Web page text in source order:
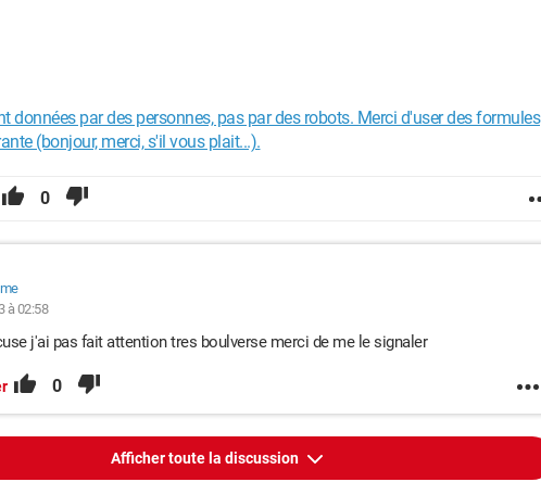
données par des personnes, pas par des robots. Merci d'user des formules
(bonjour, merci, s'il vous plait...).
0
à 02:58
j'ai pas fait attention tres boulverse merci de me le signaler
0
Afficher toute la discussion